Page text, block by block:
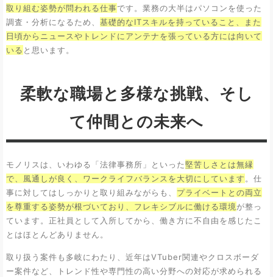
取り組む姿勢が問われる仕事です。業務の大半はパソコンを使った
調査・分析になるため、 基礎的なITスキルを持っていること、また
日頃からニュースやトレンドにアンテナを張っている方には向いて
いる と思います。
柔軟な職場と多様な挑戦、そし
て仲間との未来へ
モノリスは、いわゆる「法律事務所」といった堅苦しさとは無縁
で、風通しが良く、ワークライフバランスを大切にしています 。仕
事に対してはしっかりと取り組みながらも、 プライベートとの両立
を尊重する姿勢が根づいており、フレキシブルに働ける環境が整っ
ています。正社員として入所してから、働き方に不自由を感じたこ
とはほとんどありません。
取り扱う案件も多岐にわたり、近年はVTuber関連やクロスボーダ
ー案件など、トレンド性や専門性の高い分野への対応が求められる